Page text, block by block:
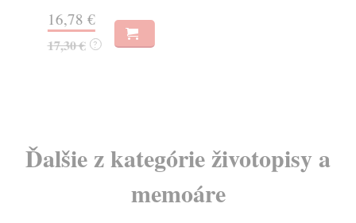
16,78 €
17,30 € ?
Ďalšie z kategórie životopisy a
memoáre